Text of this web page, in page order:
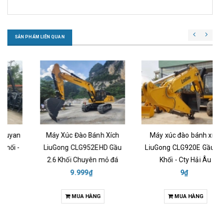
SẢN PHẨM LIÊN QUAN
Máy Xúc Đào Bánh Xích
LiuGong CLG952EHD Gầu
2.6 Khối Chuyên mỏ đá
MUA HÀNG
Máy xúc đào bánh xích
LiuGong CLG920E Gầu 1.0
Khối - Cty Hải Âu
MUA HÀNG